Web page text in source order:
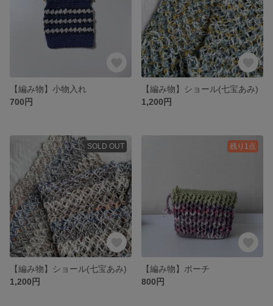
【編み物】小物入れ
700円
【編み物】ショール(七宝あみ)
1,200円
SOLD OUT
【編み物】ショール(七宝あみ)
1,200円
残り1点
【編み物】ポーチ
800円